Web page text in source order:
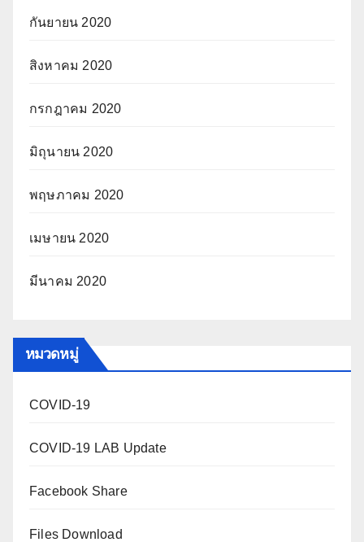
กันยายน 2020
สิงหาคม 2020
กรกฎาคม 2020
มิถุนายน 2020
พฤษภาคม 2020
เมษายน 2020
มีนาคม 2020
หมวดหมู่
COVID-19
COVID-19 LAB Update
Facebook Share
Files Download